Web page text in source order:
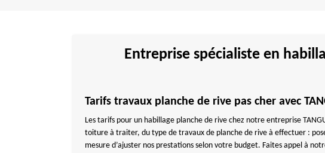
Entreprise spécialiste en
Tarifs travaux planche de rive pas cher avec
Les tarifs pour un habillage planche de rive chez notre entreprise
toiture à traiter, du type de travaux de planche de rive à effectuer :
mesure d’ajuster nos prestations selon votre budget. Faites appel à